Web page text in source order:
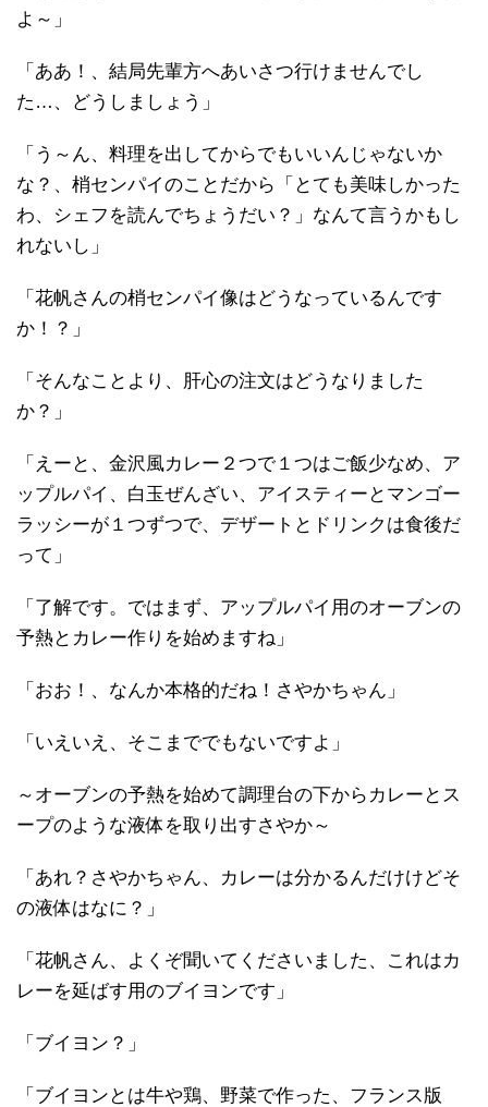
よ～」
「ああ！、結局先輩方へあいさつ行けませんでし
た…、どうしましょう」
「う～ん、料理を出してからでもいいんじゃないか
な？、梢センパイのことだから「とても美味しかった
わ、シェフを読んでちょうだい？」なんて言うかもし
れないし」
「花帆さんの梢センパイ像はどうなっているんです
か！？」
「そんなことより、肝心の注文はどうなりました
か？」
「えーと、金沢風カレー２つで１つはご飯少なめ、ア
ップルパイ、白玉ぜんざい、アイスティーとマンゴー
ラッシーが１つずつで、デザートとドリンクは食後だ
って」
「了解です。ではまず、アップルパイ用のオーブンの
予熱とカレー作りを始めますね」
「おお！、なんか本格的だね！さやかちゃん」
「いえいえ、そこまででもないですよ」
～オーブンの予熱を始めて調理台の下からカレーとス
ープのような液体を取り出すさやか～
「あれ？さやかちゃん、カレーは分かるんだけけどそ
の液体はなに？」
「花帆さん、よくぞ聞いてくださいました、これはカ
レーを延ばす用のブイヨンです」
「ブイヨン？」
「ブイヨンとは牛や鶏、野菜で作った、フランス版